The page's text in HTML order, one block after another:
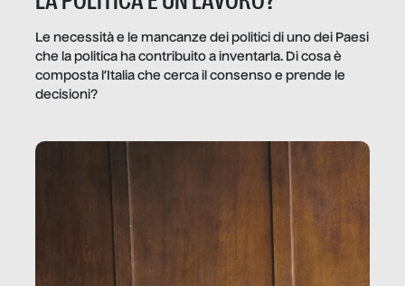
Le necessità e le mancanze dei politici di uno dei Paesi
che la politica ha contribuito a inventarla. Di cosa è
composta l’Italia che cerca il consenso e prende le
decisioni?